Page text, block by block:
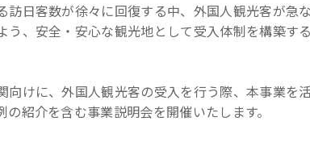
訪日客数が徐々に回復する中、外国人観光客が急
う、安全・安心な観光地として受入体制を構築する
向けに、外国人観光客の受入を行う際、本事業を
の紹介を含む事業説明会を開催いたします。